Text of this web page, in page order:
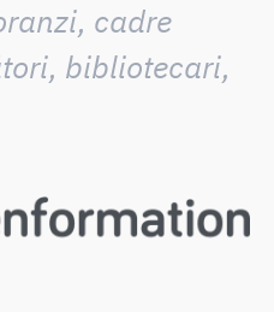
cadre
bibliotecari,